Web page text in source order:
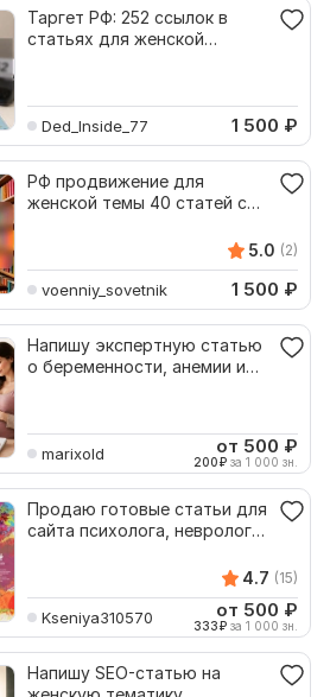
Таргет РФ: 252 ссылок в
статьях для женской
Ded_Inside_77 1 500 ₽
РФ продвижение для
женской темы 40 статей с
5.0 (2)
voenniy_sovetnik 1 500 ₽
Напишу экспертную статью
о беременности, анемии и
marixold от 500 ₽
200₽ за 1 000 зн.
Продаю готовые статьи для
сайта психолога, невролога,
4.7 (15)
Kseniya310570 от 500 ₽
333₽ за 1 000 зн.
Напишу SEO-статью на